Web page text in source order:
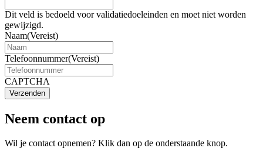
Dit veld is bedoeld voor validatiedoeleinden en moet niet worden
gewijzigd.
Naam(Vereist)
Telefoonnummer(Vereist)
CAPTCHA
Verzenden
Neem contact op
Wil je contact opnemen? Klik dan op de onderstaande knop.